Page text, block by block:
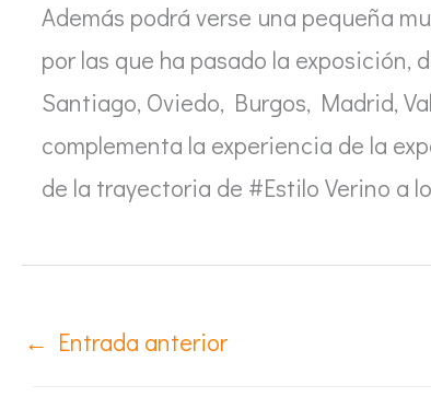
Además podrá verse una pequeña
por las que ha pasado la exposición,
Santiago, Oviedo, Burgos, Madrid,
complementa la experiencia de la
de la trayectoria de #Estilo Verino a
← Entrada anterior